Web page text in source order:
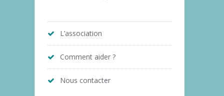
L’association
Comment aider ?
Nous contacter